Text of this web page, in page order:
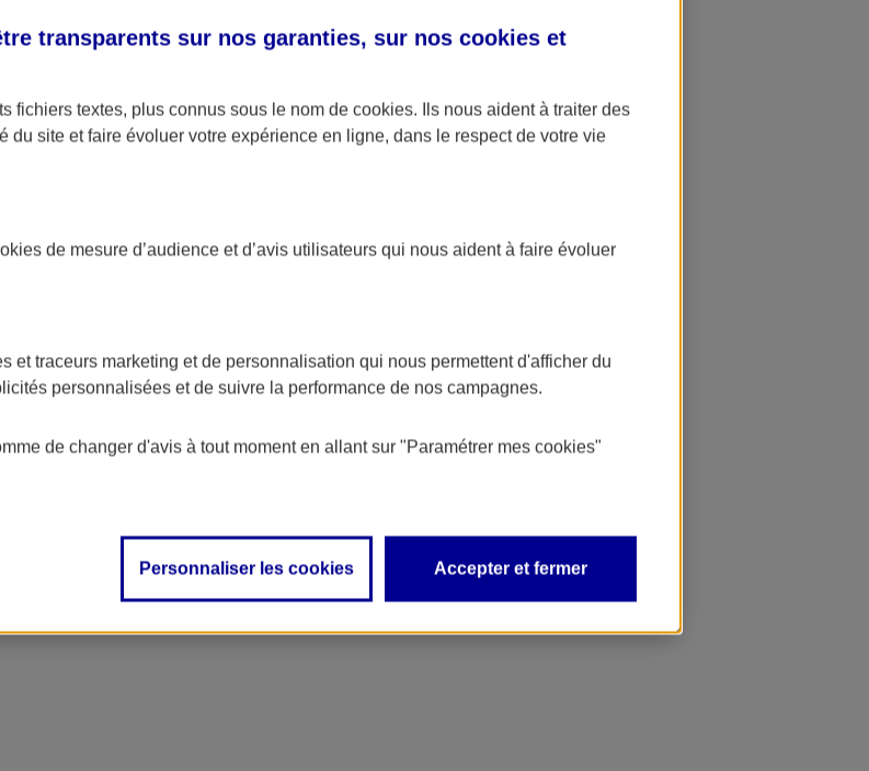
transparents sur nos garanties, sur nos cookies et
fichiers textes, plus connus sous le nom de cookies. Ils nous aident à traiter des
du site et faire évoluer votre expérience en ligne, dans le respect de votre vie
de mesure d’audience et d’avis utilisateurs qui nous aident à faire évoluer
et traceurs marketing et de personnalisation qui nous permettent d'afficher du
personnalisées et de suivre la performance de nos campagnes.
de changer d'avis à tout moment en allant sur "Paramétrer mes cookies"
Personnaliser les cookies Accepter et fermer